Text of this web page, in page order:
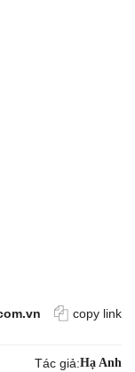
copy link
Tác giả:Hạ Anh